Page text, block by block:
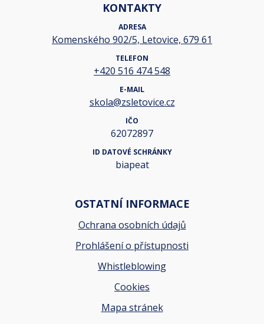
KONTAKTY
ADRESA
Komenského 902/5, Letovice, 679 61
TELEFON
+420 516 474 548
E-MAIL
skola@zsletovice.cz
IČO
62072897
ID DATOVÉ SCHRÁNKY
biapeat
OSTATNÍ INFORMACE
Ochrana osobních údajů
Prohlášení o přístupnosti
Whistleblowing
Cookies
Mapa stránek